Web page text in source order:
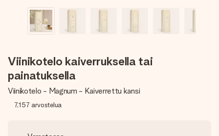
Viinikotelo kaiverruksella tai
painatuksella
Viinikotelo - Magnum - Kaiverrettu kansi
7,157 arvostelua